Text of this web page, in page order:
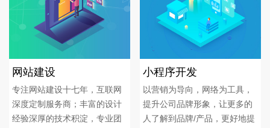
网站建设
专注网站建设十七年，互联网
深度定制服务商；丰富的设计
经验深厚的技术积淀，专业团
小程序开发
以营销为导向，网络为工具，
提升公司品牌形象，让更多的
人了解到品牌/产品，更好地提